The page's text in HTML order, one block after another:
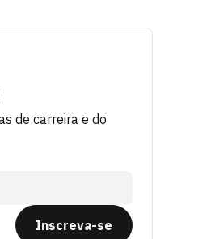
de carreira e do
Inscreva-se